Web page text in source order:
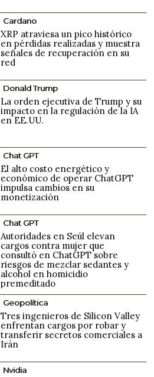
Cardano
XRP atraviesa un pico histórico
en pérdidas realizadas y muestra
señales de recuperación en su
red
Donald Trump
La orden ejecutiva de Trump y su
impacto en la regulación de la IA
en EE.UU.
Chat GPT
El alto costo energético y
económico de operar ChatGPT
impulsa cambios en su
monetización
Chat GPT
Autoridades en Seúl elevan
cargos contra mujer que
consultó en ChatGPT sobre
riesgos de mezclar sedantes y
alcohol en homicidio
premeditado
Geopolítica
Tres ingenieros de Silicon Valley
enfrentan cargos por robar y
transferir secretos comerciales a
Irán
Nvidia